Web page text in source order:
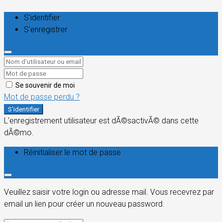
S'identifier
S'enregistrer
Se souvenir de moi
Mot de passe perdu ?
S'identifier
L'enregistrement utilisateur est dÃ©sactivÃ© dans cette
dÃ©mo.
Réinitialiser le mot de passe
Veuillez saisir votre login ou adresse mail. Vous recevrez par
email un lien pour créer un nouveau password.